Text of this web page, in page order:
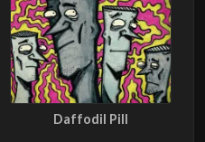
Daffodil Pill